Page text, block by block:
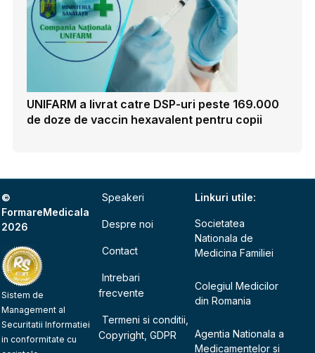
UNIFARM a livrat catre DSP-uri peste 169.000
de doze de vaccin hexavalent pentru copii
©
FormareMedicala
2026
Sistem de
Management al
Securitatii Informatiei
in conformitate cu
Speakeri
Despre noi
Contact
Intrebari
frecvente
Termeni si conditii,
Copyright, GDPR
Linkuri utile:
Societatea
Nationala de
Medicina Familiei
Colegiul Medicilor
din Romania
Agentia Nationala a
Medicamentelor si